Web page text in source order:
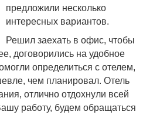
предложили несколько
интересных вариантов.
Решил заехать в офис, чтобы
договорились на удобное
определиться с отелем,
чем планировал. Отель
отлично отдохнули всей
работу, будем обращаться